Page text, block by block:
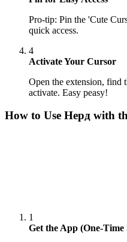
Pro-tip: Pin the 'Cute
quick access.
4
Activate Your Cursor
Open the extension, find
activate. Easy peasy!
How to Use Нерд with
1
Get the App (One-Time